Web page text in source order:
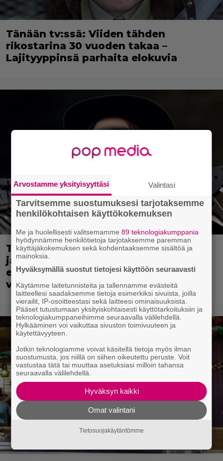
Tänään tv:ssä: Viiden tähden
rikostarina 30 vuoden takaa –
Lajityyppinsä parhaita elokuvia
Tänään tv:ssä: Kotimaisen komedian
jatko-osa on parempi kuin
ensimmäinen – Painavaa katsottavaa
vuodelta 2024
Arvostamme yksityisyyttäsi Valintasi
Tarvitsemme suostumuksesi tarjotaksemme
henkilökohtaisen käyttökokemuksen
Me ja huolellisesti valitsemamme89 teknologiakumppania
hyödynnämme henkilötietoja tarjotaksemme paremman
käyttäjäkokemuksen sekä kohdentaaksemme sisältöä ja
mainoksia.
Hyväksymällä suostut tietojesi käyttöön seuraavasti
Käytämme laitetunnisteita ja tallennamme evästeitä
laitteellesi saadaksemme tietoja esimerkiksi sivuista, joilla
vierailit, IP-osoitteestasi sekä laitteesi ominaisuuksista.
Pääset tutustumaan yksityiskohtaisesti käyttötarkoituksiin ja
teknologiakumppaneihimme seuraavalla välilehdellä.
Hylkääminen voi vaikuttaa sivuston toimivuuteen ja
käytettävyyteen.
Jotkin teknologiamme voivat käsitellä tietoja myös ilman
suostumusta, jos niillä on siihen oikeutettu peruste. Voit
vastustaa tätä tai muuttaa asetuksiasi milloin tahansa
seuraavalla välilehdellä.
Hyväksyn kaikki
Omat valintani
Tietosuojakäytäntömme